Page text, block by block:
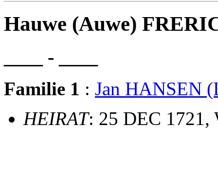
Hauwe (Auwe)
____ - ____
Familie 1 : Jan HANSEN
HEIRAT: 25 DEC 1721,